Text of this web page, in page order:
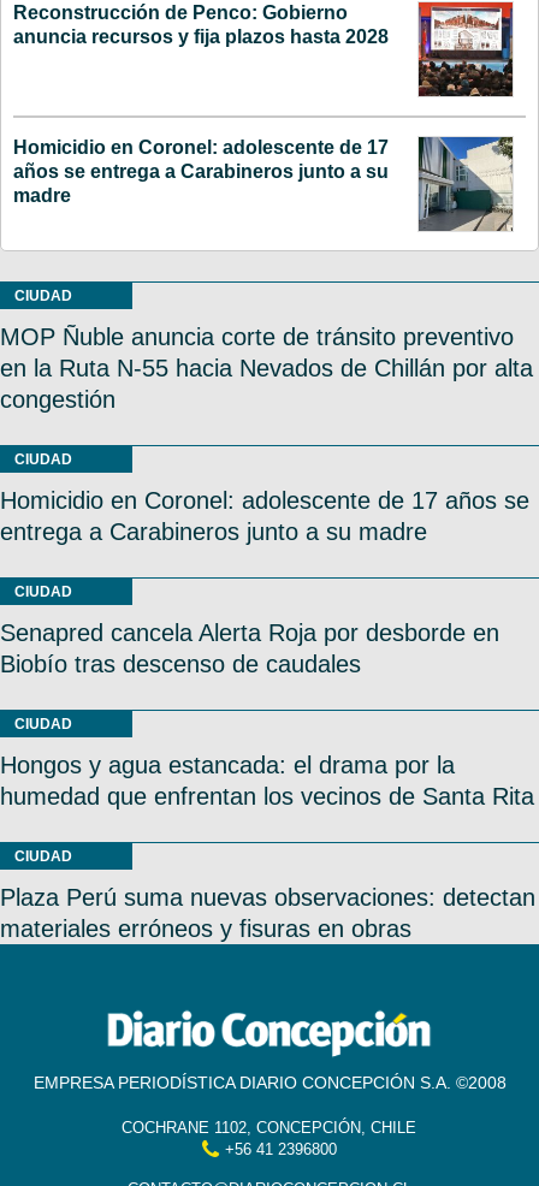
Reconstrucción de Penco: Gobierno
anuncia recursos y fija plazos hasta 2028
Homicidio en Coronel: adolescente de 17
años se entrega a Carabineros junto a su
madre
CIUDAD
MOP Ñuble anuncia corte de tránsito preventivo
en la Ruta N-55 hacia Nevados de Chillán por alta
congestión
CIUDAD
Homicidio en Coronel: adolescente de 17 años se
entrega a Carabineros junto a su madre
CIUDAD
Senapred cancela Alerta Roja por desborde en
Biobío tras descenso de caudales
CIUDAD
Hongos y agua estancada: el drama por la
humedad que enfrentan los vecinos de Santa Rita
CIUDAD
Plaza Perú suma nuevas observaciones: detectan
materiales erróneos y fisuras en obras
EMPRESA PERIODÍSTICA DIARIO CONCEPCIÓN S.A. ©2008
COCHRANE 1102, CONCEPCIÓN, CHILE
+56 41 2396800